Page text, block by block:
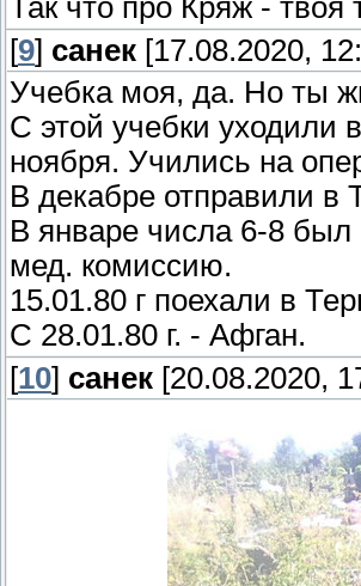
Так что про Кряж - твоя
[9] санек [17.08.2020,
Учебка моя, да. Но ты
С этой учебки уходили
ноября. Учились на
В декабре отправили в
В январе числа 6-8
мед. комиссию.
15.01.80 г поехали в
С 28.01.80 г. - Афган.
[10] санек [20.08.2020,